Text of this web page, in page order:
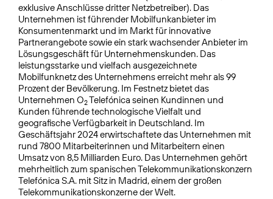
exklusive Anschlüsse dritter Netzbetreiber). Das
Unternehmen ist führender Mobilfunkanbieter im
Konsumentenmarkt und im Markt für innovative
Partnerangebote sowie ein stark wachsender Anbieter im
Lösungsgeschäft für Unternehmenskunden. Das
leistungsstarke und vielfach ausgezeichnete
Mobilfunknetz des Unternehmens erreicht mehr als 99
Prozent der Bevölkerung. Im Festnetz bietet das
Unternehmen O2Telefónica seinen Kundinnen und
Kunden führende technologische Vielfalt und
geografische Verfügbarkeit in Deutschland. Im
Geschäftsjahr 2024 erwirtschaftete das Unternehmen mit
rund 7800 Mitarbeiterinnen und Mitarbeitern einen
Umsatz von 8,5 Milliarden Euro. Das Unternehmen gehört
mehrheitlich zum spanischen Telekommunikationskonzern
Telefónica S.A. mit Sitz in Madrid, einem der großen
Telekommunikationskonzerne der Welt.